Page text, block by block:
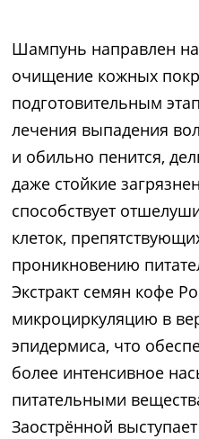
Шампунь направлен
очищение кожных
подготовительным
лечения выпадения
и обильно пенится,
даже стойкие
способствует
клеток,
проникновению
Экстракт семян кофе
микроциркуляцию в
эпидермиса, что
более интенсивное
питательными
Заострённой